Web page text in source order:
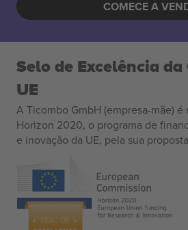
COMECE A
Selo de Excelência
UE
A Ticombo GmbH (empresa-mãe)
Horizon 2020, o programa de
e inovação da UE, pela sua